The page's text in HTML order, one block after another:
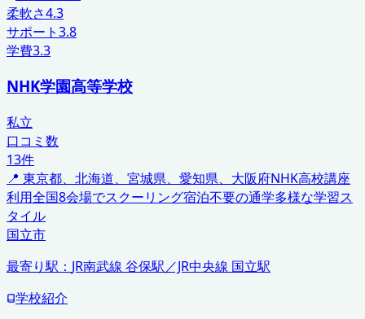
柔軟さ4.3
サポート3.8
学費3.3
NHK学園高等学校
私立
口コミ数
13件
📍 東京都、北海道、宮城県、愛知県、大阪府NHK高校講座
利用全国8会場でスクーリング宿泊不要の通学多様な学習ス
タイル
国立市
最寄り駅： JR南武線 谷保駅／JR中央線 国立駅
学校紹介